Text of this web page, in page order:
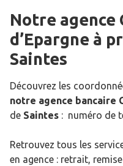
Notre agence
d’Epargne à
Saintes
Découvrez les
notre agence bancaire
de Saintes : numéro de
Retrouvez tous les
en agence : retrait,